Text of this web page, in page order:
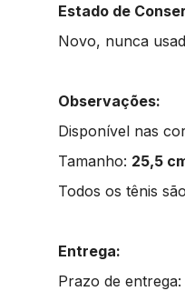
Estado de
Novo, nunca
Observações:
Disponível nas
Tamanho: 25,5
Todos os tênis
Entrega:
Prazo de entrega: